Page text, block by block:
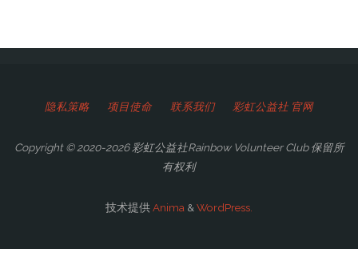
隐私策略 项目使命 联系我们 彩虹公益社 官网
Copyright © 2020-2026 彩虹公益社Rainbow Volunteer Club 保留所
有权利
技术提供Anima & WordPress.